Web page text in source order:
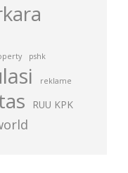
pshk
reklame
RUU KPK